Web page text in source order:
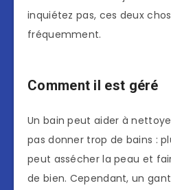
inquiétez pas, ces deux
fréquemment.
Comment il est géré
Un bain peut aider à
pas donner trop de bains :
peut assécher la peau et
de bien. Cependant, un